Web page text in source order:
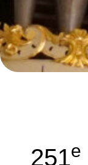
251E